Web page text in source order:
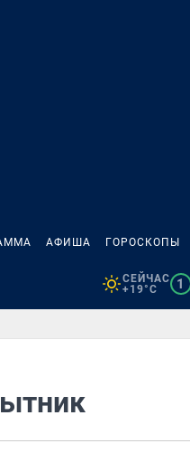
АФИША ГОРОСКОПЫ
СЕЙЧАС
+19°C
1